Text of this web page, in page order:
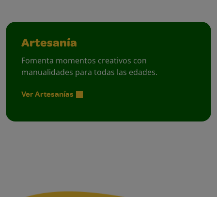
Artesanía
Fomenta momentos creativos con
manualidades para todas las edades.
Ver Artesanías